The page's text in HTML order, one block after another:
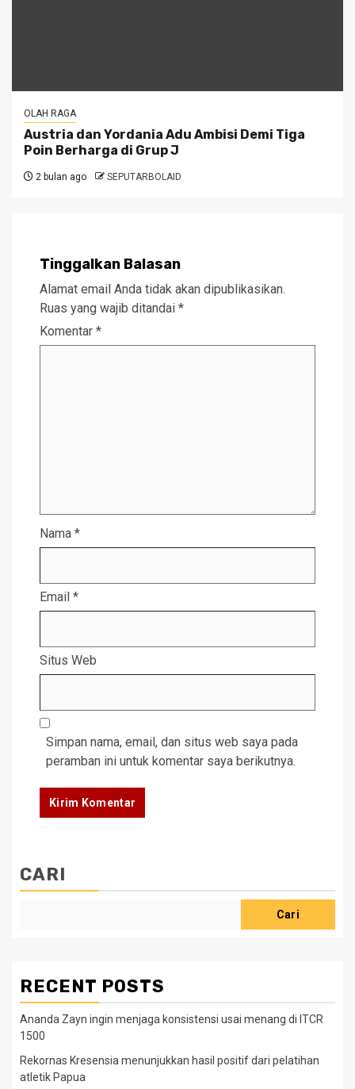
OLAH RAGA
Austria dan Yordania Adu Ambisi Demi Tiga
Poin Berharga di Grup J
2 bulan ago SEPUTARBOLAID
Tinggalkan Balasan
Alamat email Anda tidak akan dipublikasikan.
Ruas yang wajib ditandai *
Komentar *
Nama *
Email *
Situs Web
Simpan nama, email, dan situs web saya pada
peramban ini untuk komentar saya berikutnya.
CARI
Cari
RECENT POSTS
Ananda Zayn ingin menjaga konsistensi usai menang di ITCR
1500
Rekornas Kresensia menunjukkan hasil positif dari pelatihan
atletik Papua